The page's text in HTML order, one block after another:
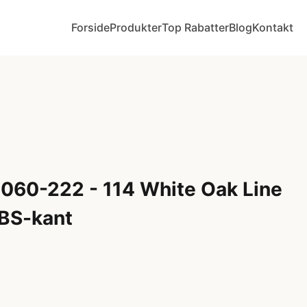
ForsideProdukterTop RabatterBlogKontakt
222 - 114 White Oak Line
kant